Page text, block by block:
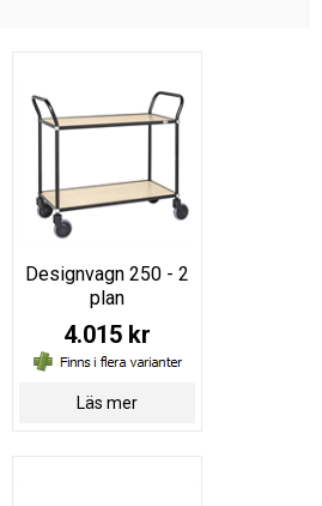
Designvagn 250 - 2
plan
4.015 kr
Läs mer